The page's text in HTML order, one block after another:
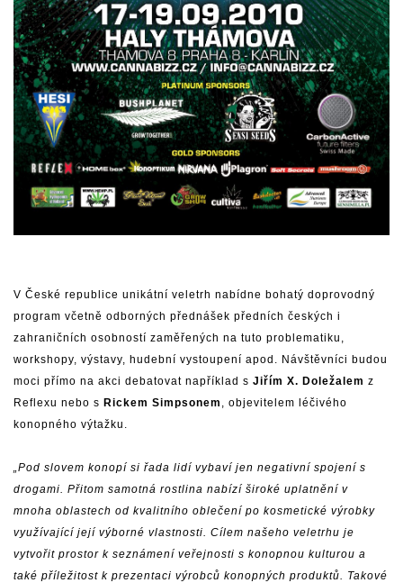
V České republice unikátní veletrh nabídne bohatý doprovodný
program včetně odborných přednášek předních českých i
zahraničních osobností zaměřených na tuto problematiku,
workshopy, výstavy, hudební vystoupení apod. Návštěvníci budou
moci přímo na akci debatovat například s Jiřím X. Doležalem z
Reflexu nebo s Rickem Simpsonem
, objevitelem léčivého
konopného výtažku.
„Pod slovem konopí si řada lidí vybaví jen negativní spojení s
drogami. Přitom samotná rostlina nabízí široké uplatnění v
mnoha oblastech od kvalitního oblečení po kosmetické výrobky
využívající její výborné vlastnosti. Cílem našeho veletrhu je
vytvořit prostor k seznámení veřejnosti s konopnou kulturou a
také příležitost k prezentaci výrobců konopných produktů. Takové